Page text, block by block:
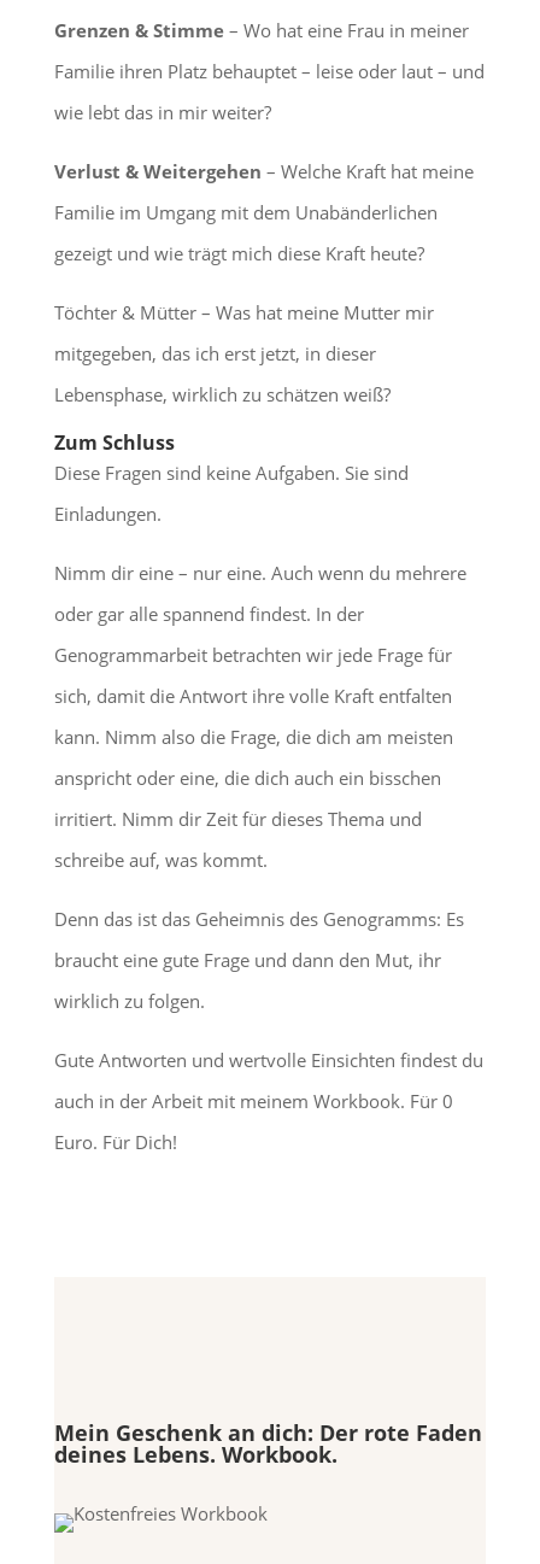
Grenzen & Stimme– Wo hat eine Frau in meiner
Familie ihren Platz behauptet – leise oder laut – und
wie lebt das in mir weiter?
Verlust & Weitergehen – Welche Kraft hat meine
Familie im Umgang mit dem Unabänderlichen
gezeigt und wie trägt mich diese Kraft heute?
Töchter & Mütter – Was hat meine Mutter mir
mitgegeben, das ich erst jetzt, in dieser
Lebensphase, wirklich zu schätzen weiß?
Zum Schluss
Diese Fragen sind keine Aufgaben. Sie sind
Einladungen.
Nimm dir eine – nur eine. Auch wenn du mehrere
oder gar alle spannend findest. In der
Genogrammarbeit betrachten wir jede Frage für
sich, damit die Antwort ihre volle Kraft entfalten
kann. Nimm also die Frage, die dich am meisten
anspricht oder eine, die dich auch ein bisschen
irritiert. Nimm dir Zeit für dieses Thema und
schreibe auf, was kommt.
Denn das ist das Geheimnis des Genogramms: Es
braucht eine gute Frage und dann den Mut, ihr
wirklich zu folgen.
Gute Antworten und wertvolle Einsichten findest du
auch in der Arbeit mit meinem Workbook. Für 0
Euro. Für Dich!
Mein Geschenk an dich: Der rote Faden
deines Lebens. Workbook.